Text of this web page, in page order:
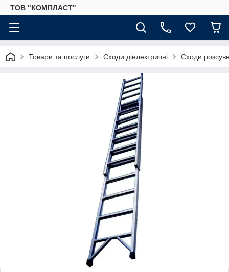
ТОВ "КОМПЛАСТ"
Товари та послуги Сходи діелектричні Сходи